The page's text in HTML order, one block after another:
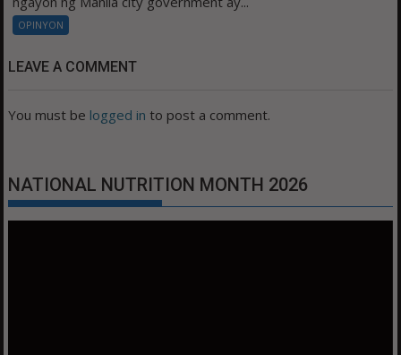
OPINYON
LEAVE A COMMENT
You must be logged in to post a comment.
NATIONAL NUTRITION MONTH 2026